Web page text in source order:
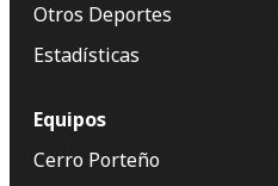
Otros Deportes
Estadísticas
Equipos
Cerro Porteño